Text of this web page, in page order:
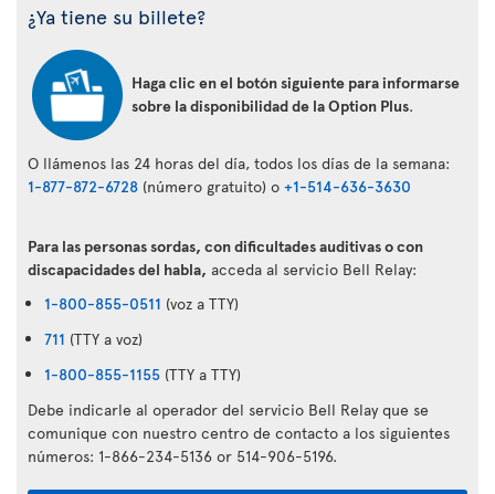
¿Ya tiene su billete?
Haga clic en el botón siguiente para informarse
sobre la disponibilidad de la Option Plus.
O llámenos las 24 horas del día, todos los días de la semana:
1-877-872-6728 (número gratuito) o +1-514-636-3630
Para las personas sordas, con dificultades auditivas o con
discapacidades del habla, acceda al servicio Bell Relay:
1-800-855-0511 (voz a TTY)
711 (TTY a voz)
1-800-855-1155 (TTY a TTY)
Debe indicarle al operador del servicio Bell Relay que se
comunique con nuestro centro de contacto a los siguientes
números: 1-866-234-5136 or 514-906-5196.